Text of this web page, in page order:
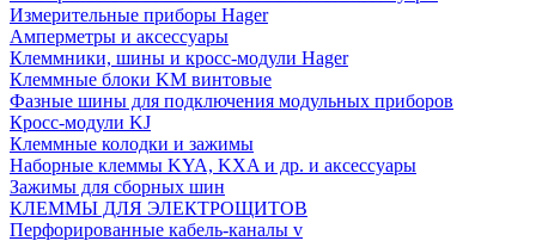
Измерительные приборы Hager
Амперметры и аксессуары
Клеммники, шины и кросс-модули Hager
Клеммные блоки KM винтовые
Фазные шины для подключения модульных приборов
Кросс-модули KJ
Клеммные колодки и зажимы
Наборные клеммы KYA, KXA и др. и аксессуары
Зажимы для сборных шин
КЛЕММЫ ДЛЯ ЭЛЕКТРОЩИТОВ
Перфорированные кабель-каналы v